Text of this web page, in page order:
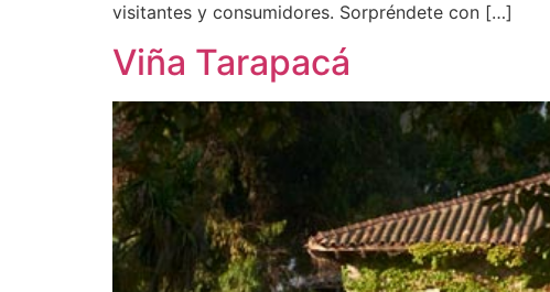
visitantes y consumidores. Sorpréndete con […]
Viña Tarapacá